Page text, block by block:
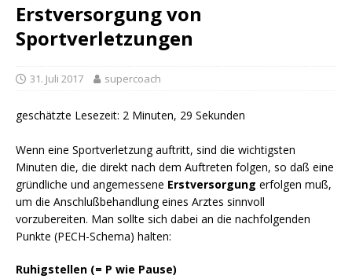
Erstversorgung von
Sportverletzungen
31. Juli 2017 supercoach
geschätzte Lesezeit: 2 Minuten, 29 Sekunden
Wenn eine Sportverletzung auftritt, sind die wichtigsten
Minuten die, die direkt nach dem Auftreten folgen, so daß eine
gründliche und angemessene Erstversorgung erfolgen muß,
um die Anschlußbehandlung eines Arztes sinnvoll
vorzubereiten. Man sollte sich dabei an die nachfolgenden
Punkte (PECH-Schema) halten:
Ruhigstellen (= P wie Pause)